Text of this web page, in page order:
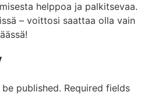
helppoa ja palkitsevaa.
– voittosi saattaa olla vain
published. Required fields